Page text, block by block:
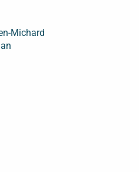
Michard